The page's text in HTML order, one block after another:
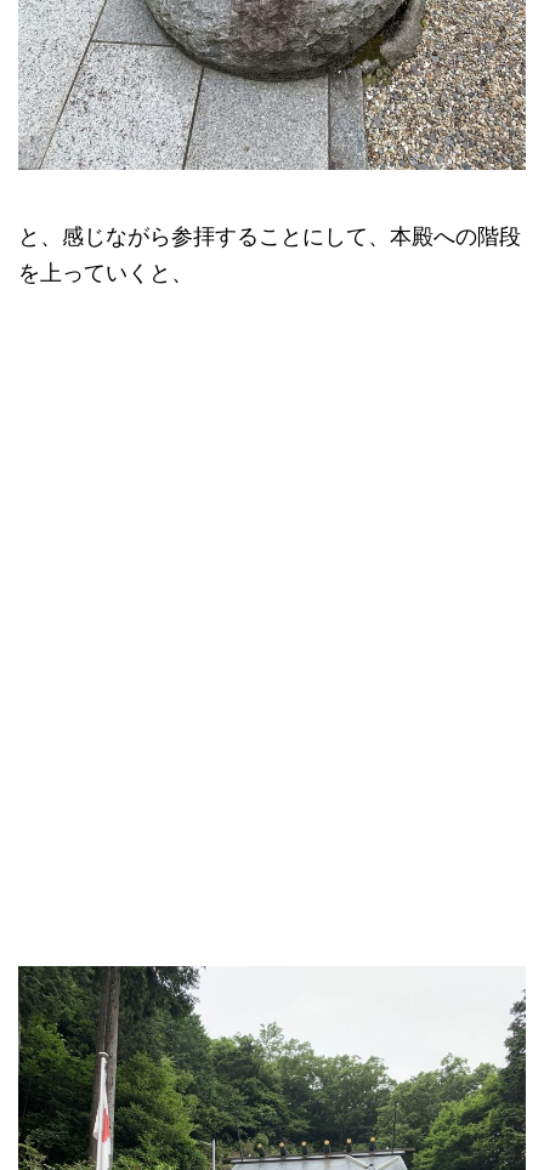
と、感じながら参拝することにして、本殿への階段
を上っていくと、